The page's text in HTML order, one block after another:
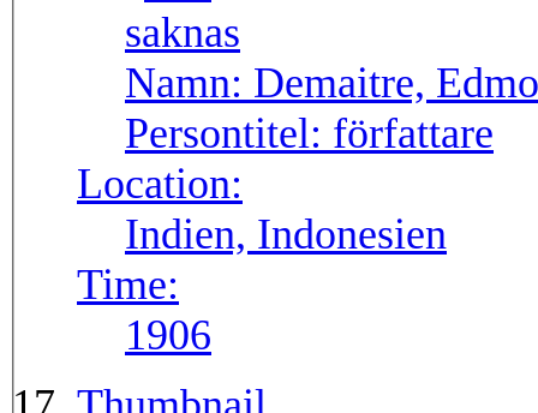
Namn: Demaitre,
Persontitel: författare
Location:
Indien, Indonesien
Time:
1906